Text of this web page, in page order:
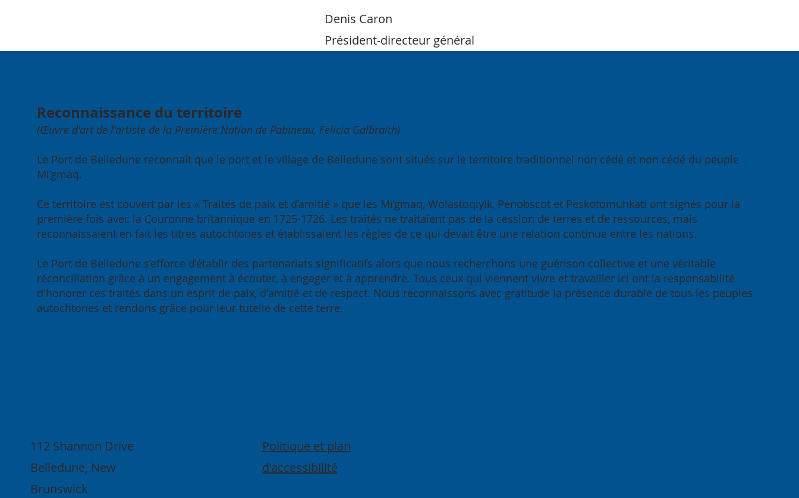
Denis Caron
Président-directeur général
112 Shannon Drive
Belledune, New
Brunswick
Politique et plan
d'accessibilité
Reconnaissance du territoire
(Œuvre d'art de l'artiste de la Première Nation de Pabineau, Felicia Galbraith)
Le Port de Belledune reconnaît que le port et le village de Belledune sont situés sur le territoire traditionnel non cédé et non cédé du peuple
Mi’gmaq.
Ce territoire est couvert par les « Traités de paix et d’amitié » que les Mi’gmaq, Wolastoqiyik, Penobscot et Peskotomuhkati ont signés pour la
première fois avec la Couronne britannique en 1725-1726. Les traités ne traitaient pas de la cession de terres et de ressources, mais
reconnaissaient en fait les titres autochtones et établissaient les règles de ce qui devait être une relation continue entre les nations.
Le Port de Belledune s’efforce d’établir des partenariats significatifs alors que nous recherchons une guérison collective et une véritable
réconciliation grâce à un engagement à écouter, à engager et à apprendre. Tous ceux qui viennent vivre et travailler ici ont la responsabilité
d'honorer ces traités dans un esprit de paix, d'amitié et de respect. Nous reconnaissons avec gratitude la présence durable de tous les peuples
autochtones et rendons grâce pour leur tutelle de cette terre.